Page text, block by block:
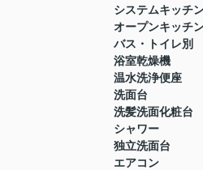
システムキッチ
オープンキッチ
バス・トイレ別
浴室乾燥機
温水洗浄便座
洗面台
洗髪洗面化粧台
シャワー
独立洗面台
エアコン